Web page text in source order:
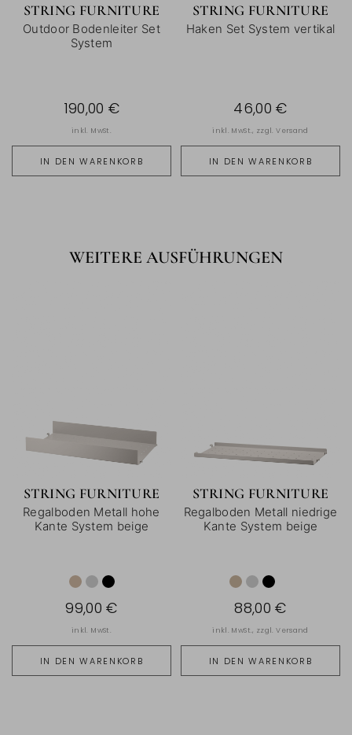
STRING FURNITURE
Outdoor Bodenleiter Set
System
IN DEN WARENKORB
190,00 €
inkl. MwSt.
STRING FURNITURE
Haken Set System vertikal
IN DEN WARENKORB
46,00 €
inkl. MwSt., zzgl.Versand
WEITERE AUSFÜHRUNGEN
STRING FURNITURE
Regalboden Metall hohe
Kante System beige
IN DEN WARENKORB
99,00 €
inkl. MwSt.
STRING FURNITURE
Regalboden Metall niedrige
Kante System beige
IN DEN WARENKORB
88,00 €
inkl. MwSt., zzgl.Versand